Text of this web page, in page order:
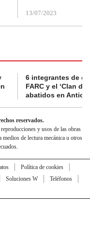
13/07/2023
6 integrantes de
FARC y el ‘Clan
abatidos en
reservados.
y usos de las obras
medios de lectura mecánica u otros
Política de cookies
Soluciones W
Teléfonos